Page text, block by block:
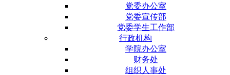
党委办公室
党委宣传部
党委学生工作部
行政机构
学院办公室
财务处
组织人事处